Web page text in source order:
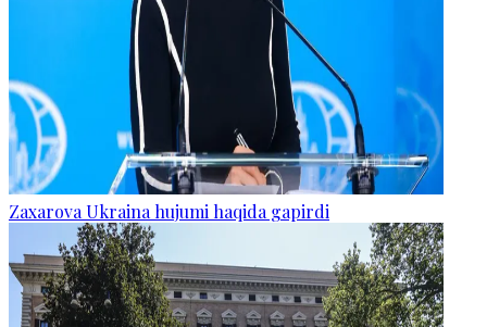
Zaxarova Ukraina hujumi haqida gapirdi